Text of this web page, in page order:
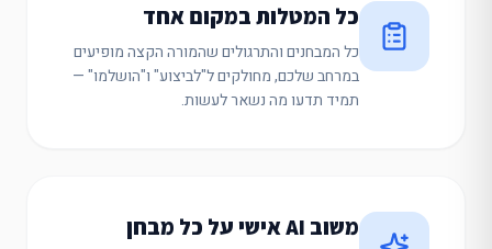
כל המטלות במקום אחד
כל המבחנים והתרגולים שהמורה הקצה מופיעים
במרחב שלכם, מחולקים ל"לביצוע" ו"הושלמו" —
תמיד תדעו מה נשאר לעשות.
משוב AI אישי על כל מבחן